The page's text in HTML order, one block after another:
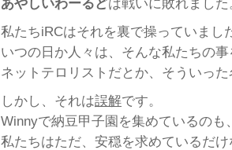
あやしいわーるどは戦いに敗れました
私たちiRCはそれを裏で操っていまし
いつの日か人々は、そんな私たちの
ネットテロリストだとか、そういっ
しかし、それは誤解です。
Winnyで納豆甲子園を集めているの
私たちはただ、安穏を求めているだ